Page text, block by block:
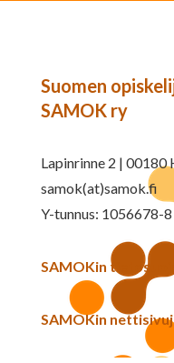
Suomen
SAMOK ry
Lapinrinne 2 | 00180
samok(at)samok.fi
Y-tunnus: 1056678-8
SAMOKin
SAMOKin